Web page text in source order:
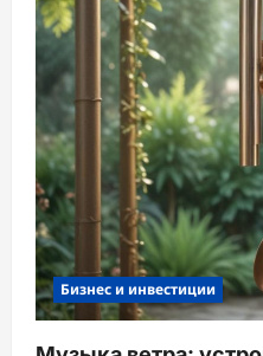
Бизнес и инвестиции